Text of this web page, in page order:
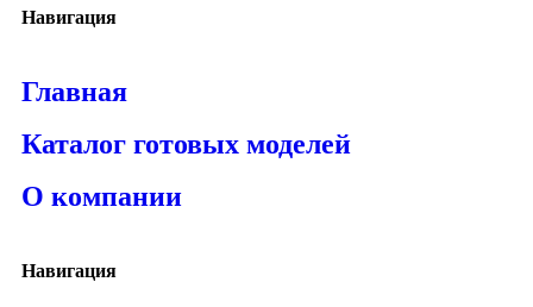
Навигация
Главная
Каталог готовых моделей
О компании
Навигация